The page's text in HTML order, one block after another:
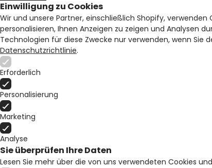
Einwilligung zu Cookies
Wir und unsere Partner, einschließlich Shopify,
personalisieren, Ihnen Anzeigen zu zeigen und Analysen
Technologien für diese Zwecke nur verwenden, wenn Sie
Datenschutzrichtlinie.
Erforderlich
Personalisierung
Marketing
Analyse
Sie überprüfen Ihre Daten
Lesen Sie mehr über die von uns verwendeten Cookies